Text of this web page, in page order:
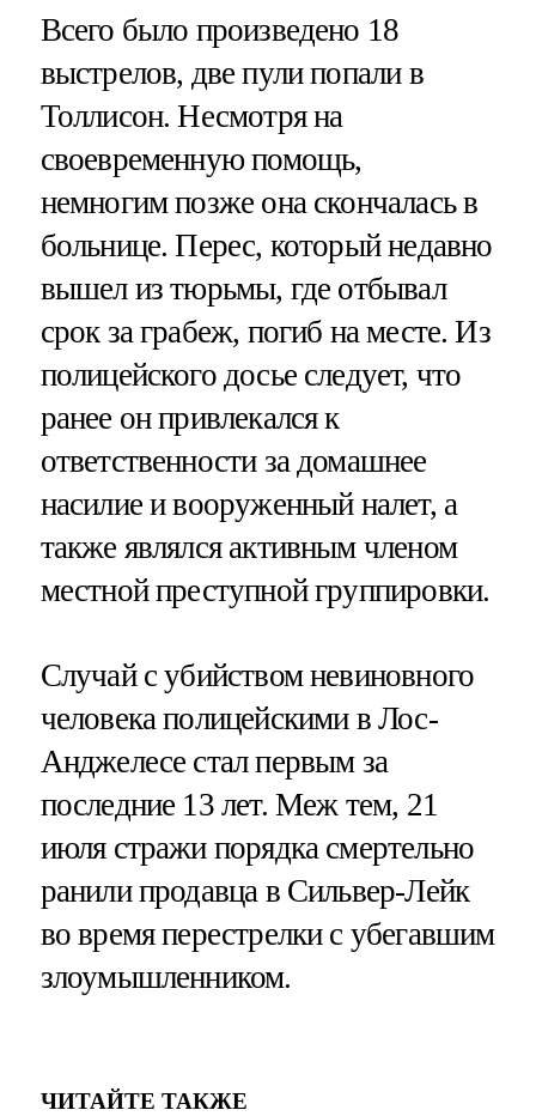
Всего было произведено 18
выстрелов, две пули попали в
Толлисон. Несмотря на
своевременную помощь,
немногим позже она скончалась в
больнице. Перес, который недавно
вышел из тюрьмы, где отбывал
срок за грабеж, погиб на месте. Из
полицейского досье следует, что
ранее он привлекался к
ответственности за домашнее
насилие и вооруженный налет, а
также являлся активным членом
местной преступной группировки.
Случай с убийством невиновного
человека полицейскими в Лос-
Анджелесе стал первым за
последние 13 лет. Меж тем, 21
июля стражи порядка смертельно
ранили продавца в Сильвер-Лейк
во время перестрелки с убегавшим
злоумышленником.
ЧИТАЙТЕ ТАКЖЕ